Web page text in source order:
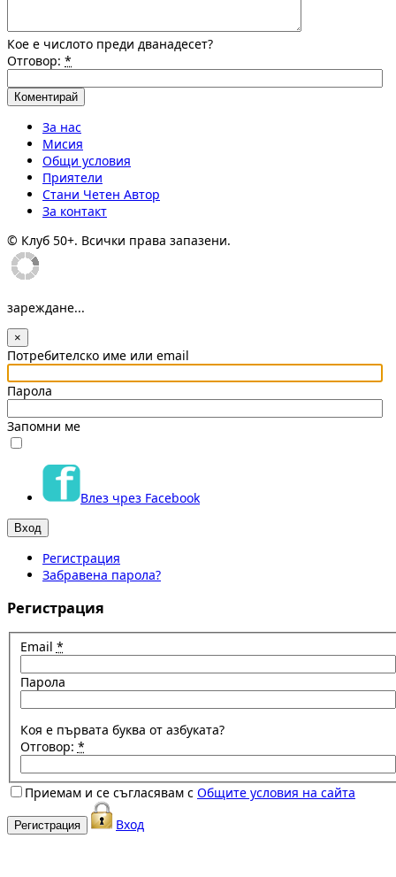
Кое е числото преди дванадесет?
Отговор: *
За нас
Мисия
Общи условия
Приятели
Стани Четен Автор
За контакт
© Клуб 50+. Всички права запазени.
зареждане...
×
Потребителско име или email
Парола
Запомни ме
Влез чрез Facebook
Регистрация
Забравена парола?
Регистрация
Email *
Парола
Коя е първата буква от азбуката?
Отговор: *
Приемам и се съгласявам с Общите условия на сайта
Вход